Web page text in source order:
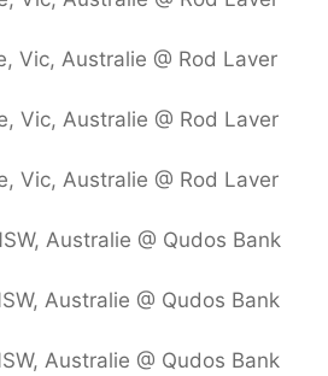
Vic, Australie @ Rod Laver
Vic, Australie @ Rod Laver
Vic, Australie @ Rod Laver
Australie @ Qudos Bank
Australie @ Qudos Bank
Australie @ Qudos Bank